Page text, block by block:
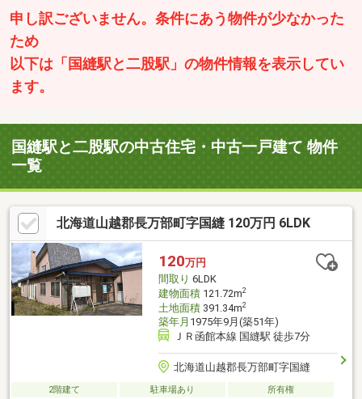
申し訳ございません。条件にあう物件が少なかった
ため
以下は「国縫駅と二股駅」の物件情報を表示してい
ます。
国縫駅と二股駅の中古住宅・中古一戸建て 物件
一覧
北海道山越郡長万部町字国縫 120万円 6LDK
120万円
間取り 6LDK
建物面積121.72m2
土地面積391.34m2
築年月 1975年9月(築51年)
ＪＲ函館本線 国縫駅 徒歩7分
北海道山越郡長万部町字国縫
2階建て 駐車場あり
所有権